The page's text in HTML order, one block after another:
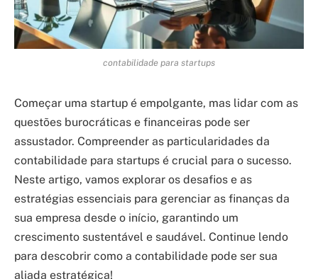
contabilidade para startups
Começar uma startup é empolgante, mas lidar com as
questões burocráticas e financeiras pode ser
assustador. Compreender as particularidades da
contabilidade para startups é crucial para o sucesso.
Neste artigo, vamos explorar os desafios e as
estratégias essenciais para gerenciar as finanças da
sua empresa desde o início, garantindo um
crescimento sustentável e saudável. Continue lendo
para descobrir como a contabilidade pode ser sua
aliada estratégica!